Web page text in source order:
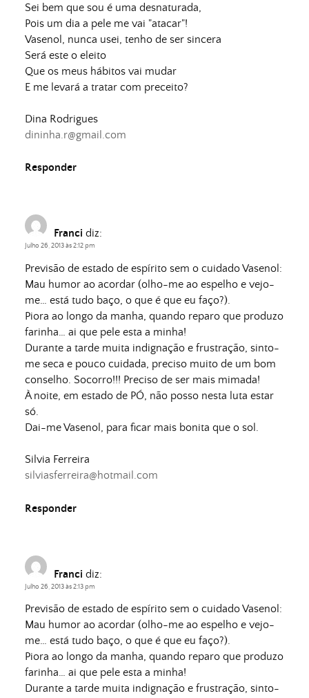
Sei bem que sou é uma desnaturada,
Pois um dia a pele me vai "atacar"!
Vasenol, nunca usei, tenho de ser sincera
Será este o eleito
Que os meus hábitos vai mudar
E me levará a tratar com preceito?
Dina Rodrigues
dininha.r@gmail.com
Responder
Franci diz:
Julho 26, 2013 às 2:12 pm
Previsão de estado de espírito sem o cuidado Vasenol:
Mau humor ao acordar (olho-me ao espelho e vejo-
me… está tudo baço, o que é que eu faço?).
Piora ao longo da manha, quando reparo que produzo
farinha… ai que pele esta a minha!
Durante a tarde muita indignação e frustração, sinto-
me seca e pouco cuidada, preciso muito de um bom
conselho. Socorro!!! Preciso de ser mais mimada!
À noite, em estado de PÓ, não posso nesta luta estar
só.
Dai-me Vasenol, para ficar mais bonita que o sol.
Silvia Ferreira
silviasferreira@hotmail.com
Responder
Franci diz:
Julho 26, 2013 às 2:13 pm
Previsão de estado de espírito sem o cuidado Vasenol:
Mau humor ao acordar (olho-me ao espelho e vejo-
me… está tudo baço, o que é que eu faço?).
Piora ao longo da manha, quando reparo que produzo
farinha… ai que pele esta a minha!
Durante a tarde muita indignação e frustração, sinto-